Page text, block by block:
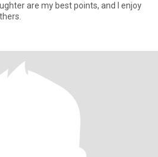
are my best points, and I enjoy